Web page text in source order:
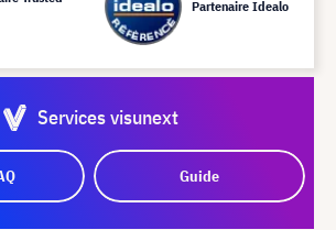
Partenaire Idealo
Services visunext
Guide